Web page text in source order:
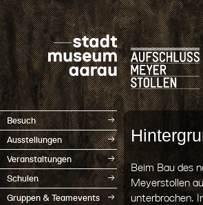
Besuch
Ausstellungen
Veranstaltungen
Schulen
Gruppen & Teamevents
Beim Bau des
Meyerstollen
unterbrochen.